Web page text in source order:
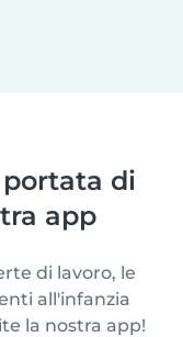
portata di
app
di lavoro, le
all'infanzia
la nostra app!